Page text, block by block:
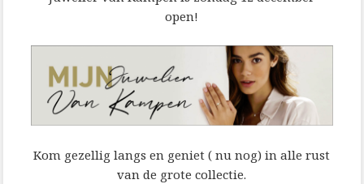
open!
Kom gezellig langs en geniet ( nu nog) in alle rust
van de grote collectie.